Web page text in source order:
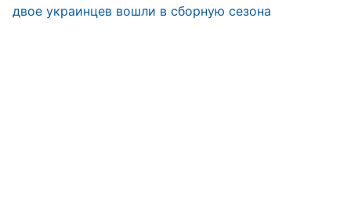
двое украинцев вошли в сборную сезона